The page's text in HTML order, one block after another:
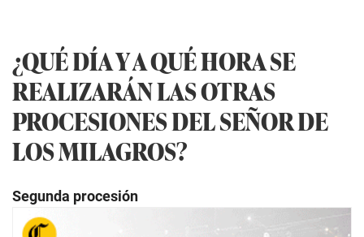
¿QUÉ DÍA Y A QUÉ HORA SE
REALIZARÁN LAS OTRAS
PROCESIONES DEL SEÑOR DE
LOS MILAGROS?
Segunda procesión